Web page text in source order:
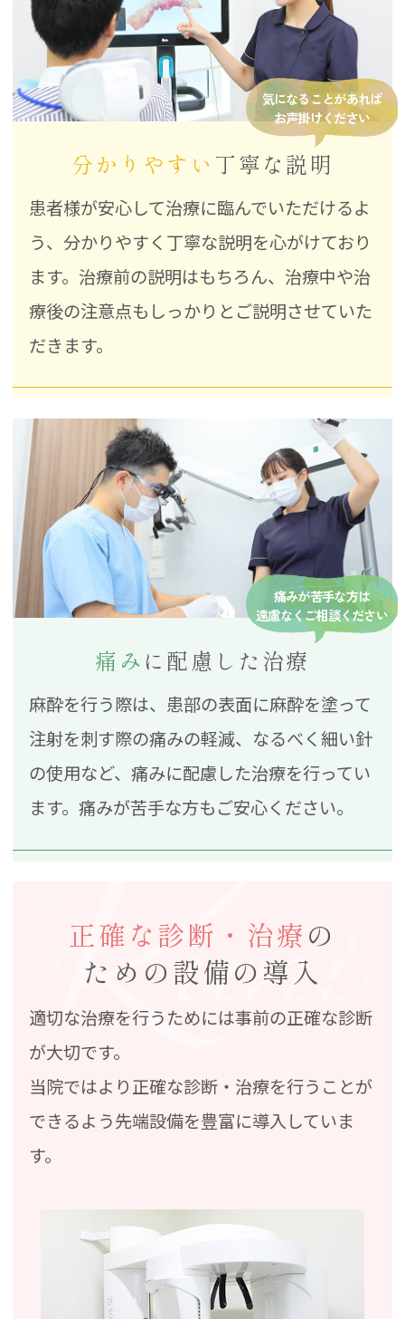
気になることがあれば
お声掛けください
分かりやすい 丁寧な説明
患者様が安心して治療に臨んでいただけるよ
う、分かりやすく丁寧な説明を心がけており
ます。治療前の説明はもちろん、治療中や治
療後の注意点もしっかりとご説明させていた
だきます。
痛みが苦手な方は
遠慮なくご相談ください
痛み に配慮した治療
麻酔を行う際は、患部の表面に麻酔を塗って
注射を刺す際の痛みの軽減、なるべく細い針
の使用など、痛みに配慮した治療を行ってい
ます。痛みが苦手な方もご安心ください。
正確な診断・治療 の
ための設備の導入
適切な治療を行うためには事前の正確な診断
が大切です。
当院ではより正確な診断・治療を行うことが
できるよう先端設備を豊富に導入していま
す。